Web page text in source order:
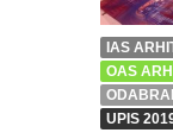
IAS
OAS
UPIS